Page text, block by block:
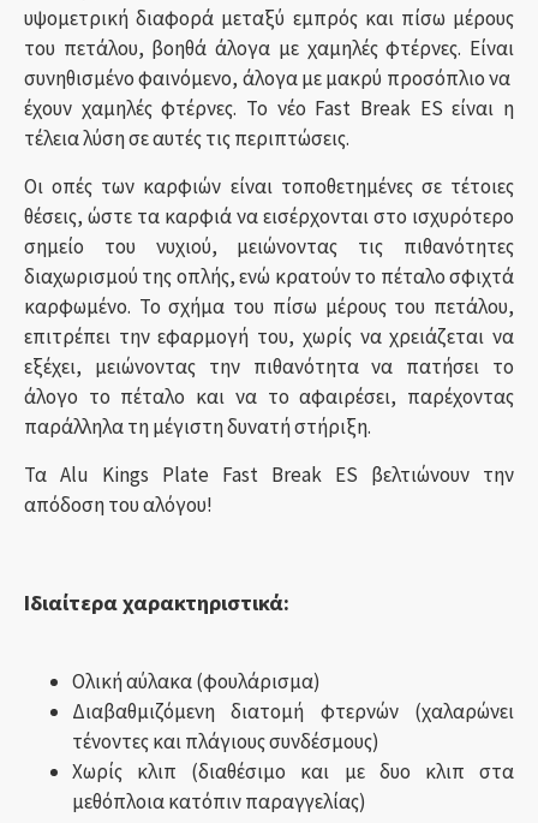
υψομετρική διαφορά μεταξύ εμπρός και πίσω μέρους
του πετάλου, βοηθά άλογα με χαμηλές φτέρνες. Είναι
συνηθισμένο φαινόμενο, άλογα με μακρύ προσόπλιο να
έχουν χαμηλές φτέρνες. Το νέο Fast Break ES είναι η
τέλεια λύση σε αυτές τις περιπτώσεις.
Οι οπές των καρφιών είναι τοποθετημένες σε τέτοιες
θέσεις, ώστε τα καρφιά να εισέρχονται στο ισχυρότερο
σημείο του νυχιού, μειώνοντας τις πιθανότητες
διαχωρισμού της οπλής, ενώ κρατούν το πέταλο σφιχτά
καρφωμένο. Το σχήμα του πίσω μέρους του πετάλου,
επιτρέπει την εφαρμογή του, χωρίς να χρειάζεται να
εξέχει, μειώνοντας την πιθανότητα να πατήσει το
άλογο το πέταλο και να το αφαιρέσει, παρέχοντας
παράλληλα τη μέγιστη δυνατή στήριξη.
Τα Alu Kings Plate Fast Break ES βελτιώνουν την
απόδοση του αλόγου!
Ιδιαίτερα χαρακτηριστικά:
Ολική αύλακα (φουλάρισμα)
Διαβαθμιζόμενη διατομή φτερνών (χαλαρώνει
τένοντες και πλάγιους συνδέσμους)
Χωρίς κλιπ (διαθέσιμο και με δυο κλιπ στα
μεθόπλοια κατόπιν παραγγελίας)